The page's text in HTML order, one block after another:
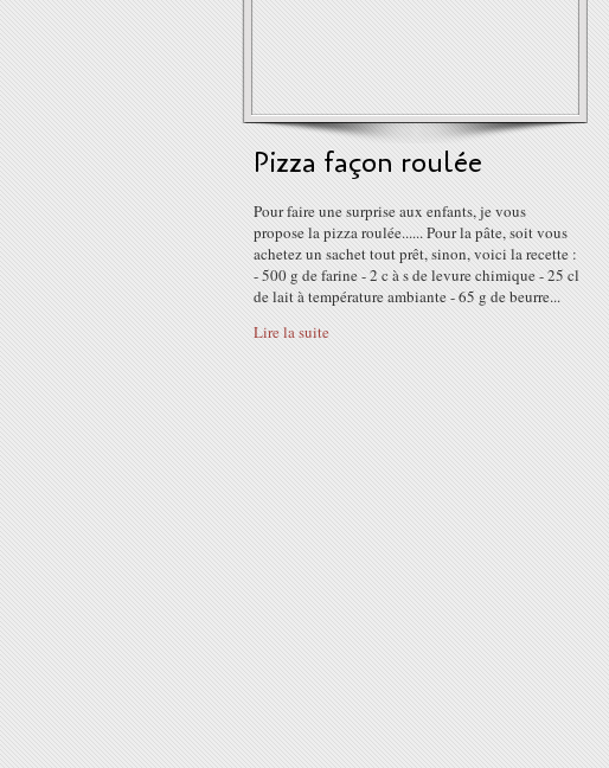
Pizza façon roulée
Pour faire une surprise aux enfants, je vous
propose la pizza roulée...... Pour la pâte, soit vous
achetez un sachet tout prêt, sinon, voici la recette :
- 500 g de farine - 2 c à s de levure chimique - 25 cl
de lait à température ambiante - 65 g de beurre...
Lire la suite